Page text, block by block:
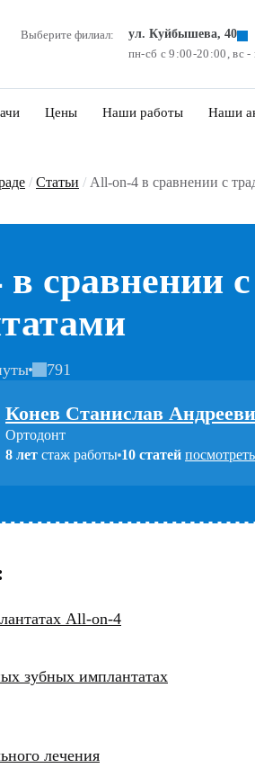
Выберите филиал:
ул. Куйбышева, 40
пн-сб с 9:00-20:00, вс
Цены Наши работы Наши
/ Статьи / All-on-4 в сравнении с
сравнении
791
Конев Станислав
Ортодонт
8 лет стаж работы 10 статей
All-on-4
зубных имплантатах
лечения